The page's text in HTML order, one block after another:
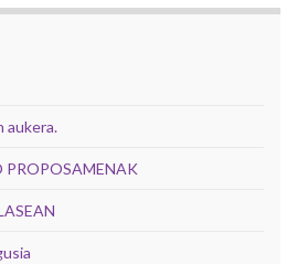
aukera.
PROPOSAMENAK